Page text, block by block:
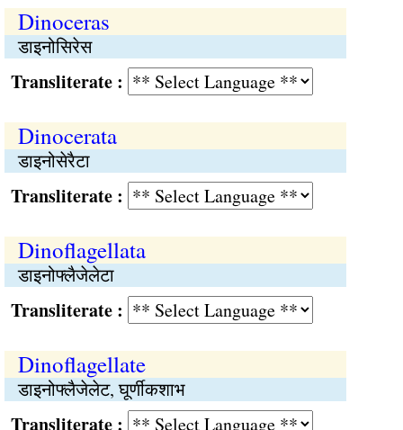
Dinoceras
डाइनोसिरेस
:
Dinocerata
डाइनोसेरैटा
:
Dinoflagellata
डाइनोफ्लैजेलेटा
:
Dinoflagellate
डाइनोफ्लैजेलेट, घूर्णीकशाभ
: